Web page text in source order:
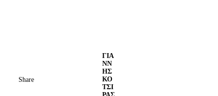
Share
ΓΙΑ
ΝΝ
ΗΣ
ΚΟ
ΤΣΙ